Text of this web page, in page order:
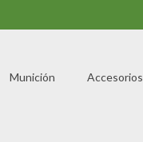
Munición Accesorios